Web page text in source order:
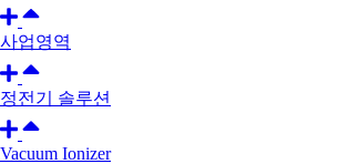
사업영역
정전기 솔루션
Vacuum Ionizer